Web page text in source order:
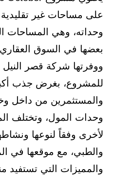
على مساحات غير
وحداته، وهي المساحات
بعضها في السوق
ووفرتها شركة قصر النيل
للمشروع، بغرض جذب
والمستثمرين من داخل
وحدات المول، وتختلف
لأخرى وفقاً لنوعها
والطبي، مع موقعها في
والمميزات التي تستفيد